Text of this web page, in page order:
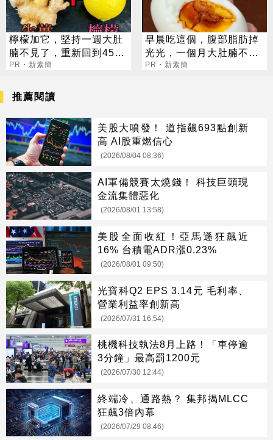
檸檬加它，堅持一週大肚
腩不見了，重新回到45公
斤
PR・新素簡
早晨吃這個，腹部脂肪掉
光光，一個月大肚腩不見
了
PR・新素簡
推薦閱讀
美股大噴發！ 道指飆693點創新
高 AI股重燃信心
(2026/08/04 08:36)
AI軍備競賽太燒錢！ 科技巨頭現
金流集體惡化
(2026/08/01 13:58)
美股全面收紅！亞馬遜狂飆近
16% 台積電ADR漲0.23%
(2026/08/01 09:50)
光寶科Q2 EPS 3.14元 毛利率、
營業利益率創新高
(2026/07/31 16:54)
桃機科技執法8月上路！「車停逾
3分鐘」最高罰1200元
(2026/07/30 12:44)
終端冷、通路熱？ 集邦揭MLCC
狂飆3倍內幕
(2026/07/29 08:46)